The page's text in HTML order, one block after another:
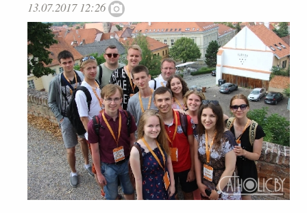
13.07.2017 12:26